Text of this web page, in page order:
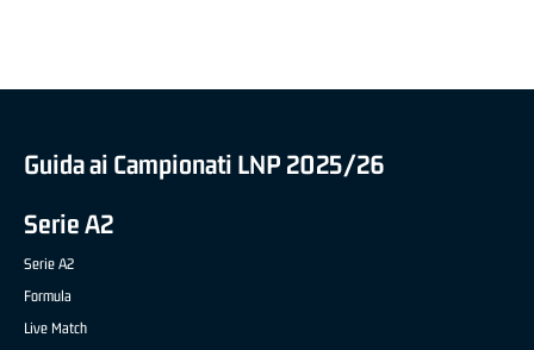
Guida ai Campionati LNP 2025/26
Serie A2
Serie A2
Formula
Live Match